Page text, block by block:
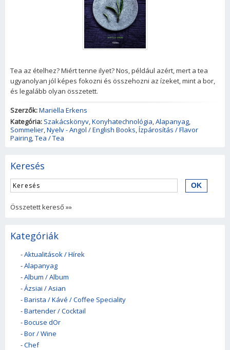
Tea az ételhez? Miért tenne ilyet? Nos, például azért, mert a tea
ugyanolyan jól képes fokozni és összehozni az ízeket, mint a bor,
és legalább olyan összetett.
Szerzők:Mariëlla Erkens
Kategória: Szakácskönyv,Konyhatechnológia,Alapanyag,
Sommelier,Nyelv - Angol / English Books,Ízpárosítás / Flavor
Pairing,Tea / Tea
Keresés
Összetett kereső »»
Kategóriák
-Aktualitások / Hírek
-Alapanyag
-Album / Album
-Ázsiai / Asian
-Barista / Kávé / Coffee Speciality
-Bartender / Cocktail
-Bocuse dOr
-Bor / Wine
-Chef